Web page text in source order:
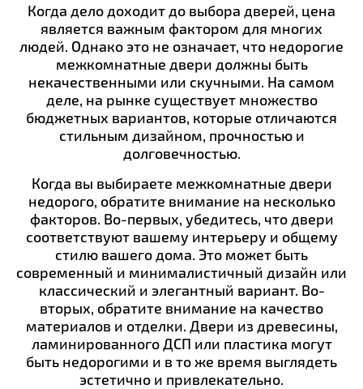
Когда дело доходит до выбора дверей, цена
является важным фактором для многих
людей. Однако это не означает, что недорогие
межкомнатные двери должны быть
некачественными или скучными. На самом
деле, на рынке существует множество
бюджетных вариантов, которые отличаются
стильным дизайном, прочностью и
долговечностью.
Когда вы выбираете межкомнатные двери
недорого, обратите внимание на несколько
факторов. Во-первых, убедитесь, что двери
соответствуют вашему интерьеру и общему
стилю вашего дома. Это может быть
современный и минималистичный дизайн или
классический и элегантный вариант. Во-
вторых, обратите внимание на качество
материалов и отделки. Двери из древесины,
ламинированного ДСП или пластика могут
быть недорогими и в то же время выглядеть
эстетично и привлекательно.